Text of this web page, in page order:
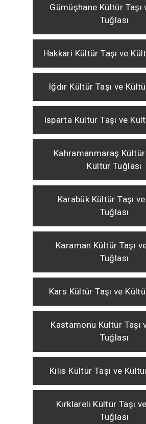
Gümüşhane Kültür Taşı
Tuğlası
Hakkari Kültür Taşı ve
Iğdır Kültür Taşı ve
Isparta Kültür Taşı ve
Kahramanmaraş Kültür
Kültür Tuğlası
Karabük Kültür Taşı
Tuğlası
Karaman Kültür Taşı
Tuğlası
Kars Kültür Taşı ve
Kastamonu Kültür Taşı
Tuğlası
Kilis Kültür Taşı ve
Kırklareli Kültür Taşı
Tuğlası